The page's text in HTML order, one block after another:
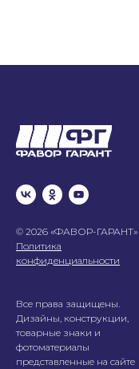
© 2026 «ФАВОР-ГАРАНТ»
Политика
конфиденциальности
Все права защищены.
Дизайны, конструкции,
товарные знаки и
фотоматериалы
представленные на сайте